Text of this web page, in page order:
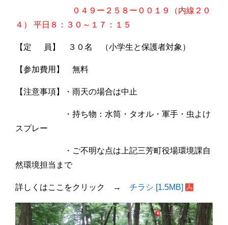
０４９ー２５８ー００１９（内線２０
４） 平日８：３０～１７：１５
【定 員】 ３０名 （小学生と保護者対象）
【参加費用】 無料
【注意事項】・雨天の場合は中止
・持ち物：水筒・タオル・軍手・虫よけ
スプレー
・ご不明な点は上記三芳町役場環境課自
然環境担当まで
詳しくはここをクリック → チラシ [1.5MB]